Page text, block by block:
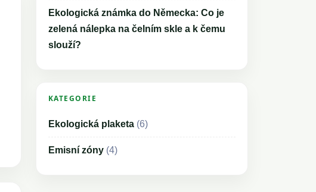
Ekologická známka do Německa: Co je
zelená nálepka na čelním skle a k čemu
slouží?
KATEGORIE
Ekologická plaketa (6)
Emisní zóny (4)